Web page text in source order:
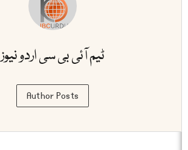
ٹیم آئی بی سی اردو نیوز
Author Posts